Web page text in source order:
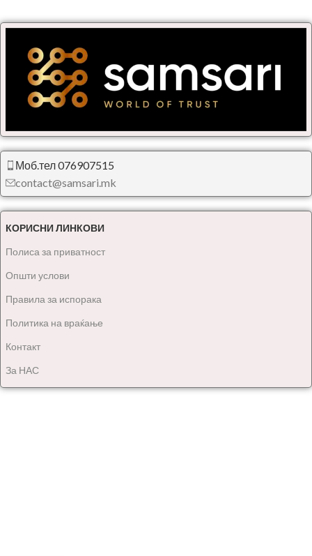
Моб.тел 076907515
contact@samsari.mk
КОРИСНИ ЛИНКОВИ
Полиса за приватност
Општи услови
Правила за испорака
Политика на враќање
Контакт
За НАС